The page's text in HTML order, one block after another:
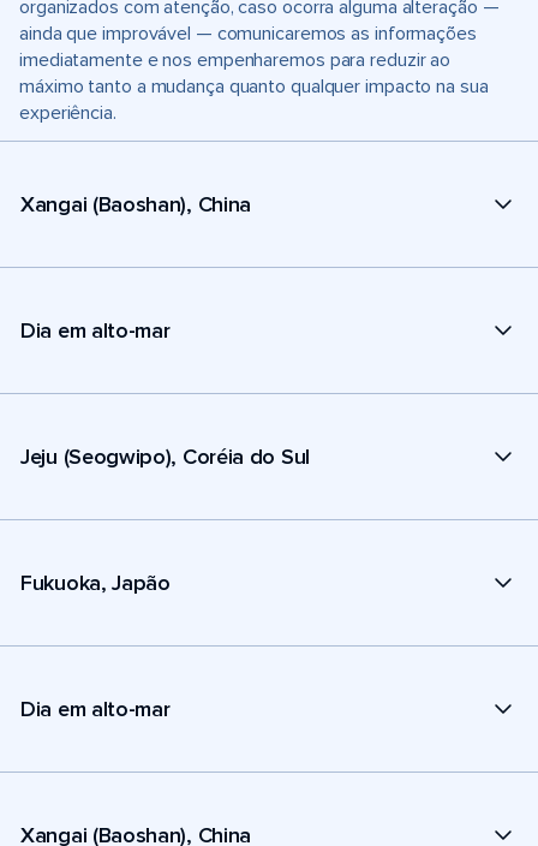
organizados com atenção, caso ocorra alguma alteração —
ainda que improvável — comunicaremos as informações
imediatamente e nos empenharemos para reduzir ao
máximo tanto a mudança quanto qualquer impacto na sua
experiência.
Xangai (Baoshan), China
Dia em alto-mar
Jeju (Seogwipo), Coréia do Sul
Fukuoka, Japão
Dia em alto-mar
Xangai (Baoshan), China